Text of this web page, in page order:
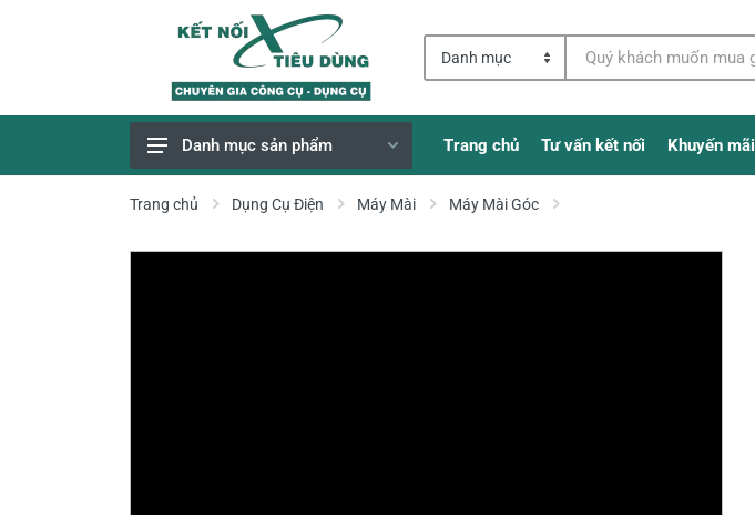
Giao Hàng Miễn Phí
Danh mục sản phẩm Trang chủ Tư vấn kết nối Khuyến mãi
Trang chủ Dụng Cụ Điện Máy Mài Máy Mài Góc